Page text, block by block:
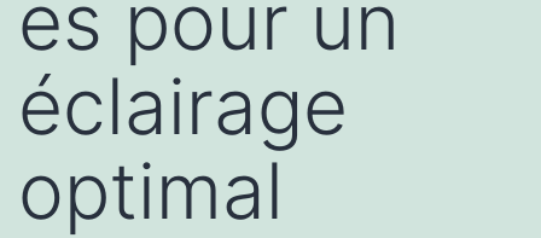
es pour un
éclairage
optimal